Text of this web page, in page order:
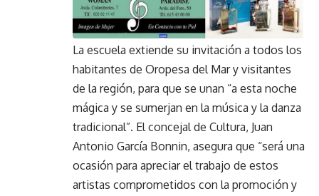
La escuela extiende su invitación a todos los
habitantes de Oropesa del Mar y visitantes
de la región, para que se unan “a esta noche
mágica y se sumerjan en la música y la danza
tradicional”. El concejal de Cultura, Juan
Antonio García Bonnin, asegura que “será una
ocasión para apreciar el trabajo de estos
artistas comprometidos con la promoción y